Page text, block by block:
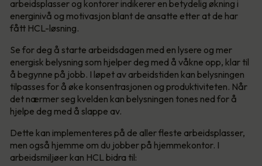
arbeidsplasser og kontorer indikerer en betydelig økning i
energinivå og motivasjon blant de ansatte etter at de har
fått HCL-løsning.
Se for deg å starte arbeidsdagen med en lysere og mer
energisk belysning som hjelper deg med å våkne opp, klar til
å begynne på jobb. I løpet av arbeidstiden kan belysningen
tilpasses for å øke konsentrasjonen og produktiviteten. Når
det nærmer seg kvelden kan belysningen tones ned for å
hjelpe deg med å slappe av.
Dette kan implementeres på de aller fleste arbeidsplasser,
men også hjemme om du jobber på hjemmekontor. I
arbeidsmiljøer kan HCL bidra til: